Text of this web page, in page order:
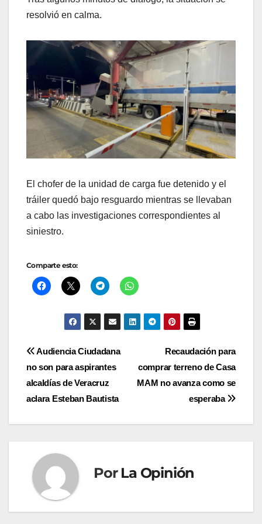
resolvió en calma.
El chofer de la unidad de carga fue detenido y el
tráiler quedó bajo resguardo mientras se llevaban
a cabo las investigaciones correspondientes al
siniestro.
Comparte esto:
Navegación
de
entradas
Recaudación para
comprar terreno de Casa
MAM no avanza como se
esperaba
Audiencia Ciudadana
no son para aspirantes
alcaldías de Veracruz
aclara Esteban Bautista
Por La Opinión